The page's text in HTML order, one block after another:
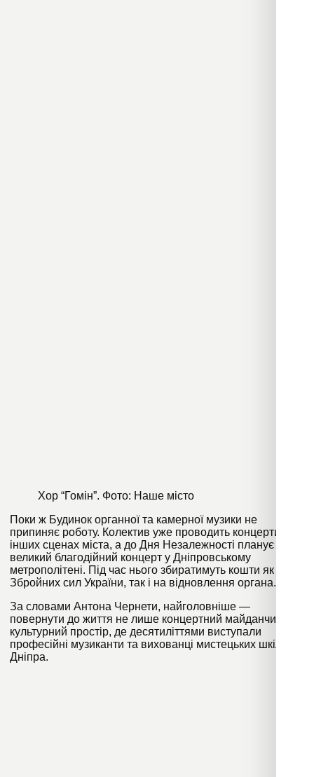
Хор “Гомін”. Фото: Наше місто
Поки ж Будинок органної та камерної музики не
припиняє роботу. Колектив уже проводить концерти на
інших сценах міста, а до Дня Незалежності планує
великий благодійний концерт у Дніпровському
метрополітені. Під час нього збиратимуть кошти як для
Збройних сил України, так і на відновлення органа.
За словами Антона Чернети, найголовніше —
повернути до життя не лише концертний майданчик, а й
культурний простір, де десятиліттями виступали
професійні музиканти та вихованці мистецьких шкіл
Дніпра.